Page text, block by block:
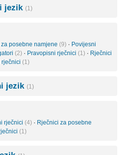
jezik (1)
za posebne namjene (9) · Povijesni
(2) · Pravopisni rječnici (1) · Rječnici
rječnici (1)
jezik (1)
rječnici (4) · Rječnici za posebne
(1)